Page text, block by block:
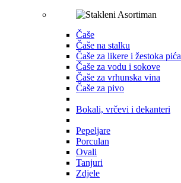
Čaše
Čaše na stalku
Čaše za likere i žestoka pića
Čaše za vodu i sokove
Čaše za vrhunska vina
Čaše za pivo
Bokali, vrčevi i dekanteri
Pepeljare
Porculan
Ovali
Tanjuri
Zdjele